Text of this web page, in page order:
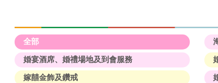
全部
婚宴酒席、婚禮場地及到會服務
嫁囍金飾及鑽戒